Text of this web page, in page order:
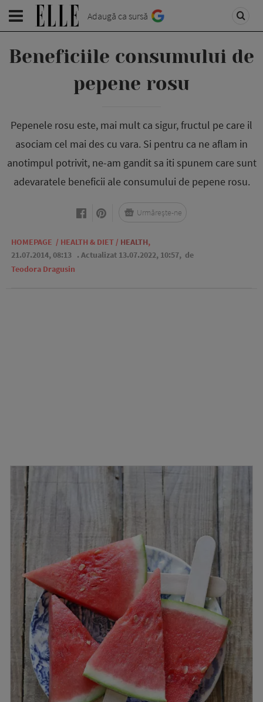
Adaugă ca sursă
Beneficiile consumului de
pepene rosu
Pepenele rosu este, mai mult ca sigur, fructul pe care il
asociam cel mai des cu vara. Si pentru ca ne aflam in
anotimpul potrivit, ne-am gandit sa iti spunem care sunt
adevaratele beneficii ale consumului de pepene rosu.
HOMEPAGE / HEALTH & DIET / HEALTH,
21.07.2014, 08:13 . Actualizat 13.07.2022, 10:57, de
Teodora Dragusin
Urmărește-ne